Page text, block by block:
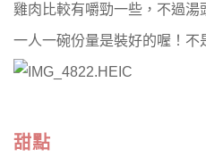
雞肉比較有嚼勁一些， 不過湯
一人一碗份量是裝好的喔！不
甜點